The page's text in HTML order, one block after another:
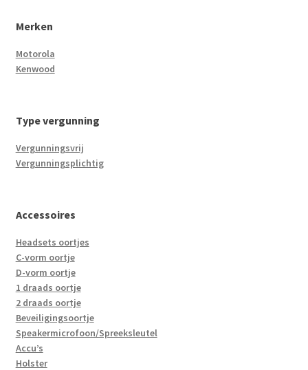
Merken
Motorola
Kenwood
Type vergunning
Vergunningsvrij
Vergunningsplichtig
Accessoires
Headsets oortjes
C-vorm oortje
D-vorm oortje
1 draads oortje
2 draads oortje
Beveiligingsoortje
Speakermicrofoon/Spreeksleutel
Accu’s
Holster